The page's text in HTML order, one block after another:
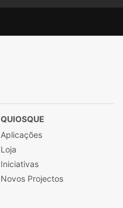
QUIOSQUE
Aplicações
Loja
Iniciativas
Novos Projectos